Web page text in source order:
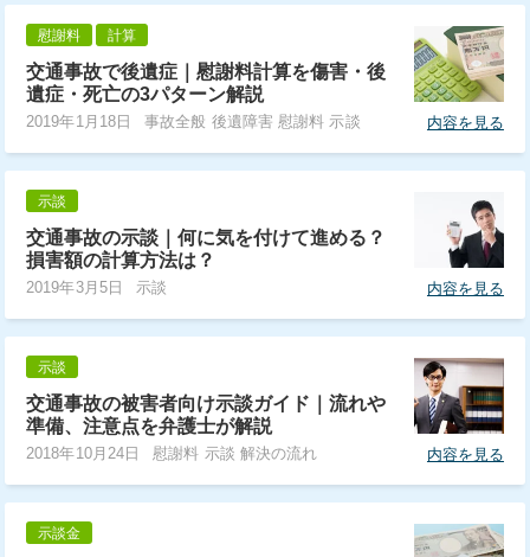
慰謝料 計算
交通事故で後遺症｜慰謝料計算を傷害・後
遺症・死亡の3パターン解説
2019年1月18日 事故全般 後遺障害 慰謝料 示談 内容を見る
示談
交通事故の示談｜何に気を付けて進める？
損害額の計算方法は？
2019年3月5日 示談 内容を見る
示談
交通事故の被害者向け示談ガイド｜流れや
準備、注意点を弁護士が解説
2018年10月24日 慰謝料 示談 解決の流れ 内容を見る
示談金